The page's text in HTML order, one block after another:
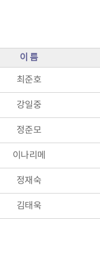
이 름
최준호
강일중
정준모
이나리메
정재숙
김태욱